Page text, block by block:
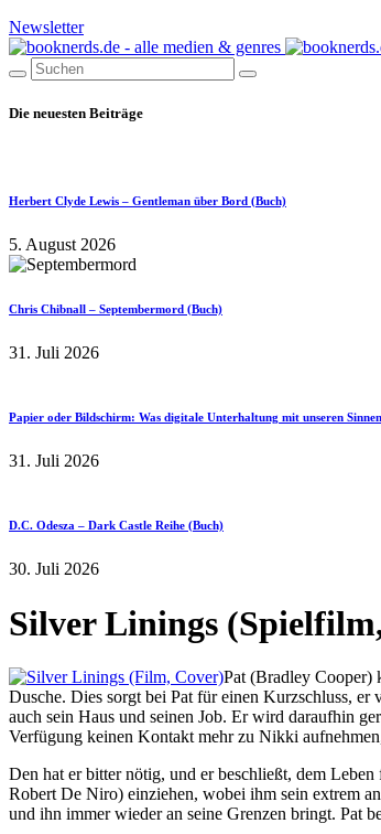
Newsletter
Die neuesten Beiträge
Herbert Clyde Lewis – Gentleman über Bord (Buch)
5. August 2026
Chris Chibnall – Septembermord (Buch)
31. Juli 2026
Papier oder Bildschirm: Was digitale Unterhaltung mit unseren
31. Juli 2026
D.C. Odesza – Dark Castle Reihe (Buch)
30. Juli 2026
Silver Linings
Pat (Bradley Cooper)
Dusche. Dies sorgt bei Pat für einen Kurzschluss,
auch sein Haus und seinen Job. Er wird daraufhin
Verfügung keinen Kontakt mehr zu Nikki
Den hat er bitter nötig, und er beschließt, dem
Robert De Niro) einziehen, wobei ihm sein extrem
und ihn immer wieder an seine Grenzen bringt. Pat